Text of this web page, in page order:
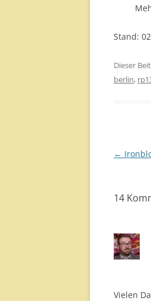
Stand:
Dieser
berlin,
←
14
Vielen